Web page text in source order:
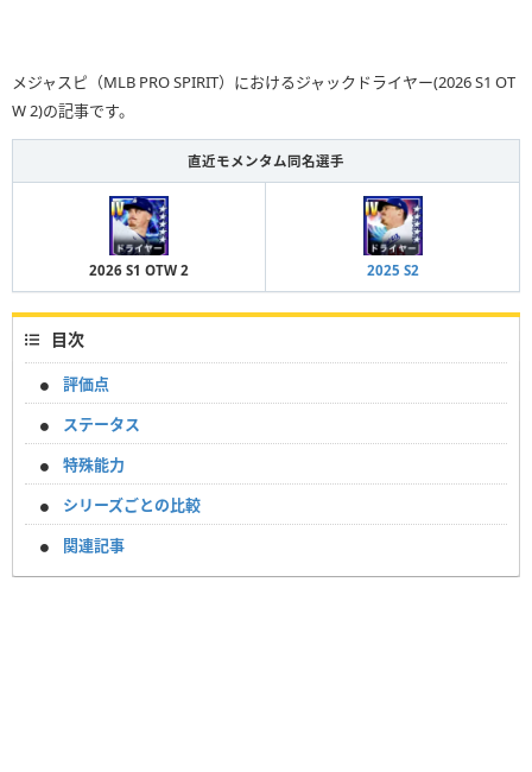
メジャスピ（MLB PRO SPIRIT）におけるジャックドライヤー(2026 S1 OT
W 2)の記事です。
直近モメンタム同名選手
2026 S1 OTW 2 2025 S2
目次
評価点
ステータス
特殊能力
シリーズごとの比較
関連記事